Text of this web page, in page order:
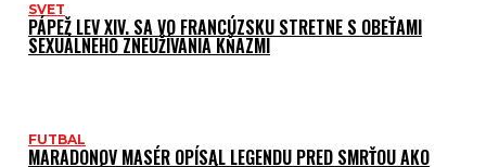
SVET
PÁPEŽ LEV XIV. SA VO FRANCÚZSKU STRETNE S OBEŤAMI
SEXUÁLNEHO ZNEUŽÍVANIA KŇAZMI
FUTBAL
MARADONOV MASÉR OPÍSAL LEGENDU PRED SMRŤOU AKO